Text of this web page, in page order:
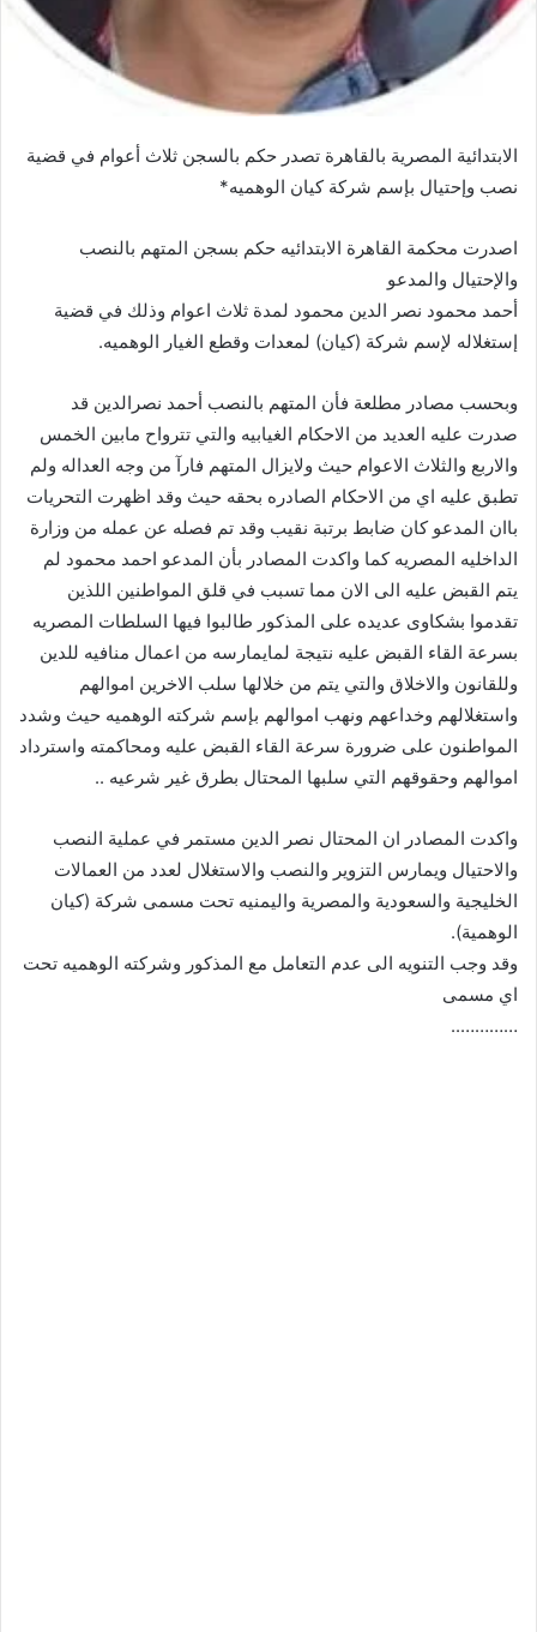
الابتدائية المصرية بالقاهرة تصدر حكم بالسجن ثلاث أعوام في قضية
نصب وإحتيال بإسم شركة كيان الوهميه*
اصدرت محكمة القاهرة الابتدائيه حكم بسجن المتهم بالنصب
والإحتيال والمدعو
أحمد محمود نصر الدين محمود لمدة ثلاث اعوام وذلك في قضية
إستغلاله لإسم شركة (كيان) لمعدات وقطع الغيار الوهميه.
وبحسب مصادر مطلعة فأن المتهم بالنصب أحمد نصرالدين قد
صدرت عليه العديد من الاحكام الغيابيه والتي تترواح مابين الخمس
والاربع والثلاث الاعوام حيث ولايزال المتهم فارآ من وجه العداله ولم
تطبق عليه اي من الاحكام الصادره بحقه حيث وقد اظهرت التحريات
باان المدعو كان ضابط برتبة نقيب وقد تم فصله عن عمله من وزارة
الداخليه المصريه كما واكدت المصادر بأن المدعو احمد محمود لم
يتم القبض عليه الى الان مما تسبب في قلق المواطنين اللذين
تقدموا بشكاوى عديده على المذكور طالبوا فيها السلطات المصريه
بسرعة القاء القبض عليه نتيجة لمايمارسه من اعمال منافيه للدين
وللقانون والاخلاق والتي يتم من خلالها سلب الاخرين اموالهم
واستغلالهم وخداعهم ونهب اموالهم بإسم شركته الوهميه حيث وشدد
المواطنون على ضرورة سرعة القاء القبض عليه ومحاكمته واسترداد
اموالهم وحقوقهم التي سلبها المحتال بطرق غير شرعيه ..
واكدت المصادر ان المحتال نصر الدين مستمر في عملية النصب
والاحتيال ويمارس التزوير والنصب والاستغلال لعدد من العمالات
الخليجية والسعودية والمصرية واليمنيه تحت مسمى شركة (كيان
الوهمية).
وقد وجب التنويه الى عدم التعامل مع المذكور وشركته الوهميه تحت
اي مسمى
…………..